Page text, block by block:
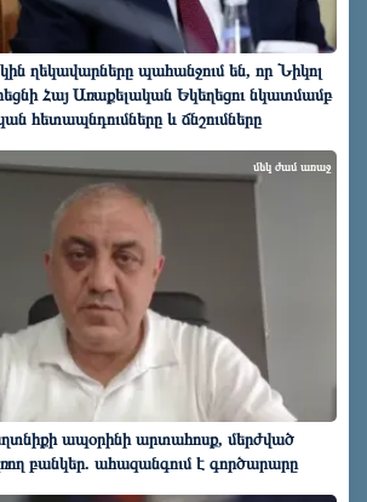
ղեկավարները պահանջում են, որ Նիկոլ
Հայ Առաքելական Եկեղեցու նկատմամբ
հետապնդումները և ճնշումները
ապօրինի արտահոսք, մերժված
բանկեր. ահազանգում է գործարարը
մեկ ժամ առաջ